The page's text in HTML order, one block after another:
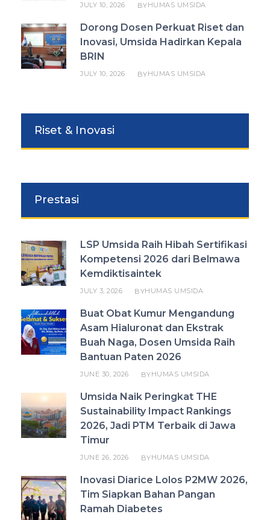
JULY 10, 2026 BYHUMAS UMSIDA
Dorong Dosen Perkuat Riset dan
Inovasi, Umsida Hadirkan Kepala
BRIN
JULY 10, 2026 BYHUMAS UMSIDA
Riset & Inovasi
Prestasi
LSP Umsida Raih Hibah Sertifikasi
Kompetensi 2026 dari Belmawa
Kemdiktisaintek
JULY 3, 2026 BYHUMAS UMSIDA
Buat Obat Kumur Mengandung
Asam Hialuronat dan Ekstrak
Buah Naga, Dosen Umsida Raih
Bantuan Paten 2026
JUNE 30, 2026 BYHUMAS UMSIDA
Umsida Naik Peringkat THE
Sustainability Impact Rankings
2026, Jadi PTM Terbaik di Jawa
Timur
JUNE 26, 2026 BYHUMAS UMSIDA
Inovasi Diarice Lolos P2MW 2026,
Tim Siapkan Bahan Pangan
Ramah Diabetes